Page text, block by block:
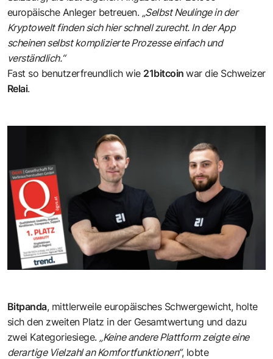
europäische Anleger betreuen. „Selbst Neulinge in der
Kryptowelt finden sich hier schnell zurecht. In der App
scheinen selbst komplizierte Prozesse einfach und
verständlich.“
Fast so benutzerfreundlich wie 21bitcoinwar die Schweizer
Relai.
Bitpanda, mittlerweile europäisches Schwergewicht, holte
sich den zweiten Platz in der Gesamtwertung und dazu
zwei Kategoriesiege. „Keine andere Plattform zeigte eine
derartige Vielzahl an Komfortfunktionen“, lobte